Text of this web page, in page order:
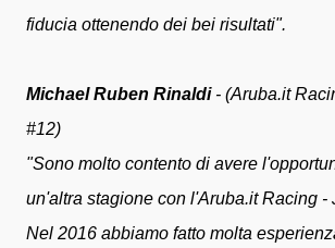
fiducia ottenendo dei bei risultati".
Michael Ruben Rinaldi- (Aruba.it
#12)
"Sono molto contento di avere
un'altra stagione con l'Aruba.it Racing -
Nel 2016 abbiamo fatto molta